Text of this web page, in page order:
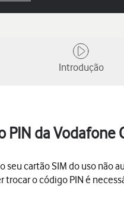
Introdução
PIN da Vodafone
seu cartão SIM do uso não
trocar o código PIN é